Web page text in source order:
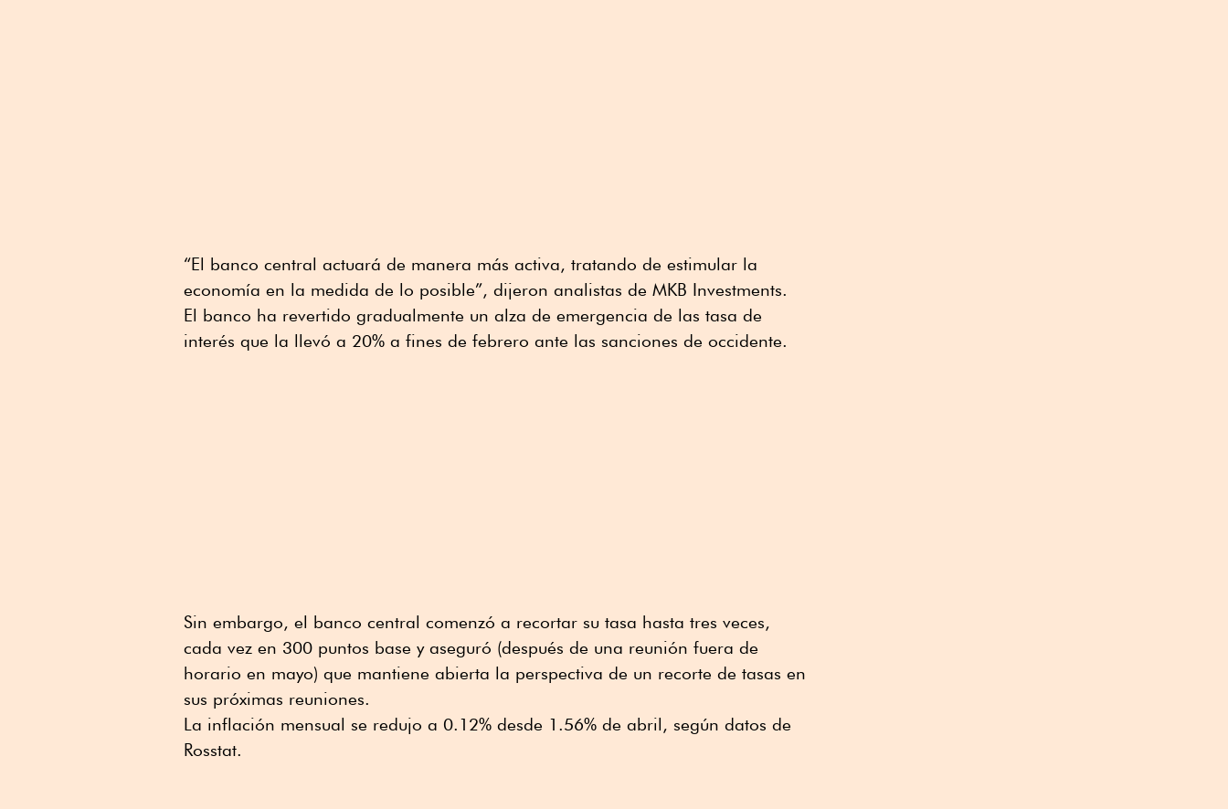
“El banco central actuará de manera más activa, tratando de estimular la
economía en la medida de lo posible”, dijeron analistas de MKB Investments.
El banco ha revertido gradualmente un alza de emergencia de las tasa de
interés que la llevó a 20% a fines de febrero ante las sanciones de occidente.
Sin embargo, el banco central comenzó a recortar su tasa hasta tres veces,
cada vez en 300 puntos base y aseguró (después de una reunión fuera de
horario en mayo) que mantiene abierta la perspectiva de un recorte de tasas en
sus próximas reuniones.
La inflación mensual se redujo a 0.12% desde 1.56% de abril, según datos de
Rosstat.